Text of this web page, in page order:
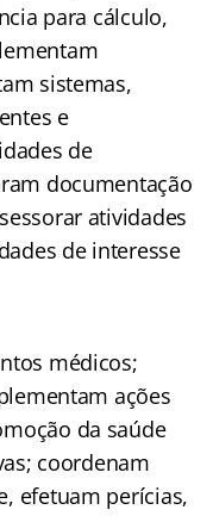
para cálculo,
sistemas,
e
de
documentação
atividades
de interesse
médicos;
ações
da saúde
coordenam
efetuam perícias,